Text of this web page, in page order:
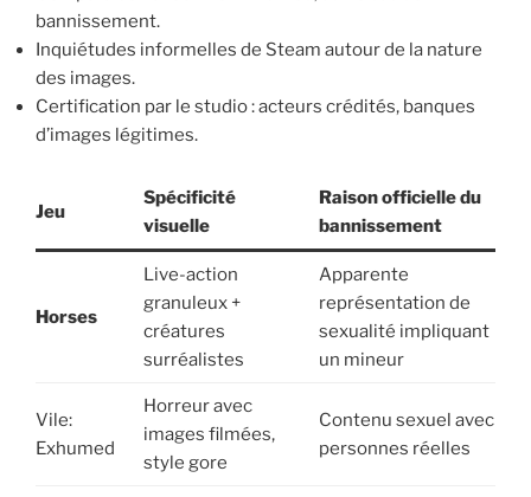
bannissement.
Inquiétudes informelles de Steam autour de la nature
des images.
Certification par le studio : acteurs crédités, banques
d’images légitimes.
Jeu
Spécificité
visuelle
Raison officielle du
bannissement
Horses
Live-action
granuleux +
créatures
surréalistes
Apparente
représentation de
sexualité impliquant
un mineur
Vile:
Exhumed
Horreur avec
images filmées,
style gore
Contenu sexuel avec
personnes réelles